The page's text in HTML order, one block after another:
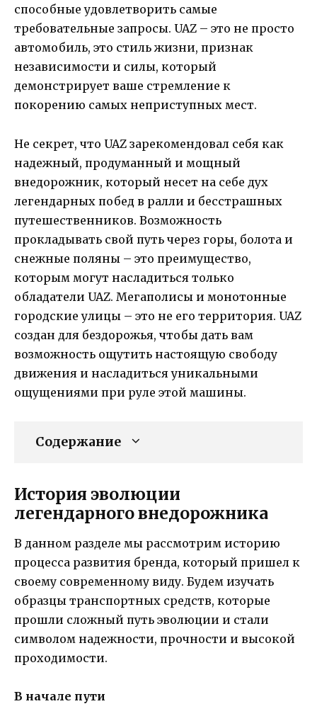
способные удовлетворить самые
требовательные запросы. UAZ – это не просто
автомобиль, это стиль жизни, признак
независимости и силы, который
демонстрирует ваше стремление к
покорению самых неприступных мест.
Не секрет, что UAZ зарекомендовал себя как
надежный, продуманный и мощный
внедорожник, который несет на себе дух
легендарных побед в ралли и бесстрашных
путешественников. Возможность
прокладывать свой путь через горы, болота и
снежные поляны – это преимущество,
которым могут насладиться только
обладатели UAZ. Мегаполисы и монотонные
городские улицы – это не его территория. UAZ
создан для бездорожья, чтобы дать вам
возможность ощутить настоящую свободу
движения и насладиться уникальными
ощущениями при руле этой машины.
Содержание
История эволюции
легендарного внедорожника
В данном разделе мы рассмотрим историю
процесса развития бренда, который пришел к
своему современному виду. Будем изучать
образцы транспортных средств, которые
прошли сложный путь эволюции и стали
символом надежности, прочности и высокой
проходимости.
В начале пути